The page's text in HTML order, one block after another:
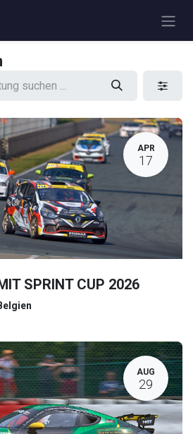
APR
17
SPRINT CUP 2026
AUG
29